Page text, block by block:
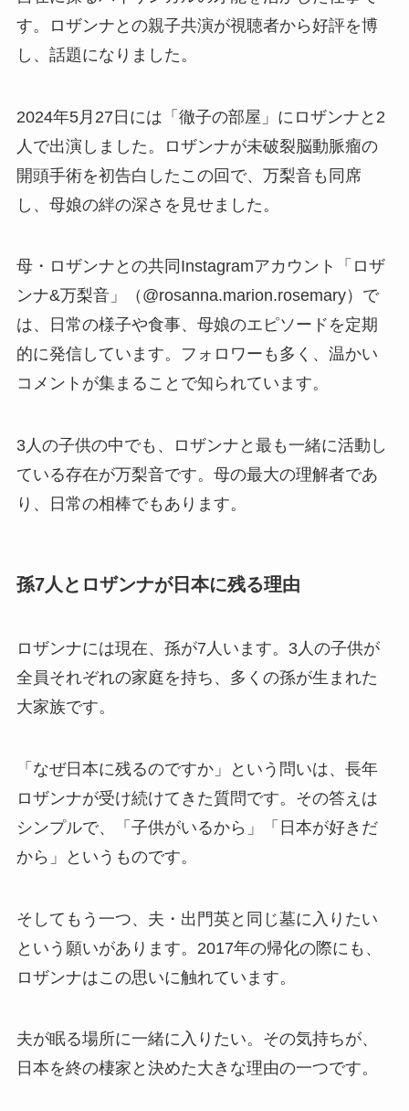
す。ロザンナとの親子共演が視聴者から好評を博
し、話題になりました。
2024年5月27日には「徹子の部屋」にロザンナと2
人で出演しました。ロザンナが未破裂脳動脈瘤の
開頭手術を初告白したこの回で、万梨音も同席
し、母娘の絆の深さを見せました。
母・ロザンナとの共同Instagramアカウント「ロザ
ンナ&万梨音」（@rosanna.marion.rosemary）で
は、日常の様子や食事、母娘のエピソードを定期
的に発信しています。フォロワーも多く、温かい
コメントが集まることで知られています。
3人の子供の中でも、ロザンナと最も一緒に活動し
ている存在が万梨音です。母の最大の理解者であ
り、日常の相棒でもあります。
孫7人とロザンナが日本に残る理由
ロザンナには現在、孫が7人います。3人の子供が
全員それぞれの家庭を持ち、多くの孫が生まれた
大家族です。
「なぜ日本に残るのですか」という問いは、長年
ロザンナが受け続けてきた質問です。その答えは
シンプルで、「子供がいるから」「日本が好きだ
から」というものです。
そしてもう一つ、夫・出門英と同じ墓に入りたい
という願いがあります。2017年の帰化の際にも、
ロザンナはこの思いに触れています。
夫が眠る場所に一緒に入りたい。その気持ちが、
日本を終の棲家と決めた大きな理由の一つです。